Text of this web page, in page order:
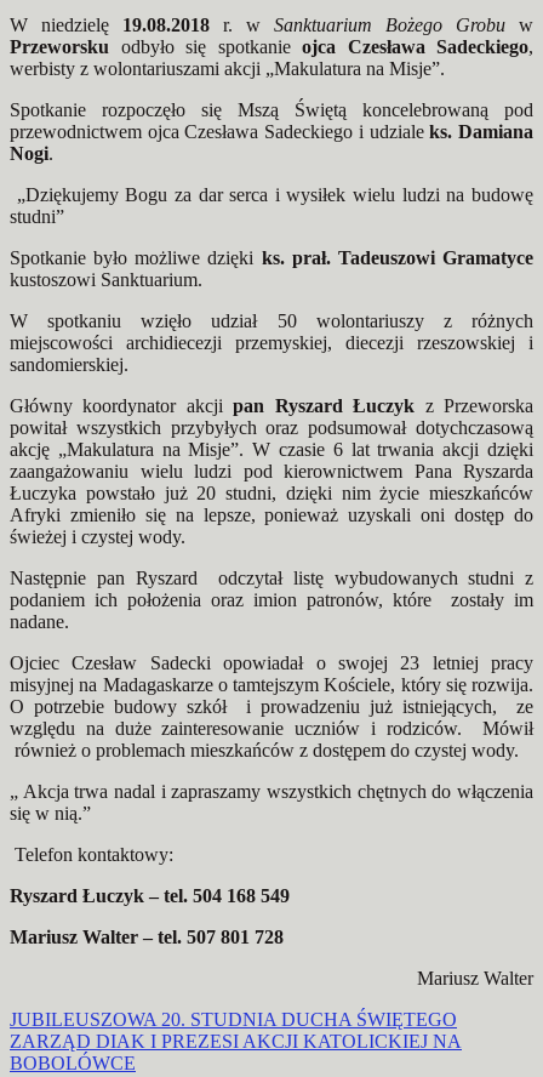
W niedzielę 19.08.2018 r. w Sanktuarium Bożego Grobu w
Przeworsku odbyło się spotkanie ojca Czesława Sadeckiego,
werbisty z wolontariuszami akcji „Makulatura na Misje”.
Spotkanie rozpoczęło się Mszą Świętą koncelebrowaną pod
przewodnictwem ojca Czesława Sadeckiego i udzialeks. Damiana
Nogi.
„Dziękujemy Bogu za dar serca i wysiłek wielu ludzi na budowę
studni”
Spotkanie było możliwe dzięki ks. prał. Tadeuszowi Gramatyce
kustoszowi Sanktuarium.
W spotkaniu wzięło udział 50 wolontariuszy z różnych
miejscowości archidiecezji przemyskiej, diecezji rzeszowskiej i
sandomierskiej.
Główny koordynator akcjipan Ryszard Łuczyk z Przeworska
powitał wszystkich przybyłych oraz podsumował dotychczasową
akcję „Makulatura na Misje”. W czasie 6 lat trwania akcji dzięki
zaangażowaniu wielu ludzi pod kierownictwem Pana Ryszarda
Łuczyka powstało już 20 studni, dzięki nim życie mieszkańców
Afryki zmieniło się na lepsze, ponieważ uzyskali oni dostęp do
świeżej i czystej wody.
Następnie pan Ryszard odczytał listę wybudowanych studni z
podaniem ich położenia oraz imion patronów, które zostały im
nadane.
Ojciec Czesław Sadecki opowiadał o swojej 23 letniej pracy
misyjnej na Madagaskarze o tamtejszym Kościele, który się rozwija.
O potrzebie budowy szkół i prowadzeniu już istniejących, ze
względu na duże zainteresowanie uczniów i rodziców. Mówił
również o problemach mieszkańców z dostępem do czystej wody.
„ Akcja trwa nadal i zapraszamy wszystkich chętnych do włączenia
się w nią.”
Telefon kontaktowy:
Ryszard Łuczyk – tel. 504 168 549
Mariusz Walter – tel. 507 801 728
Mariusz Walter
Nawigacja
wpisu
JUBILEUSZOWA 20. STUDNIA DUCHA ŚWIĘTEGO
ZARZĄD DIAK I PREZESI AKCJI KATOLICKIEJ NA
BOBOLÓWCE